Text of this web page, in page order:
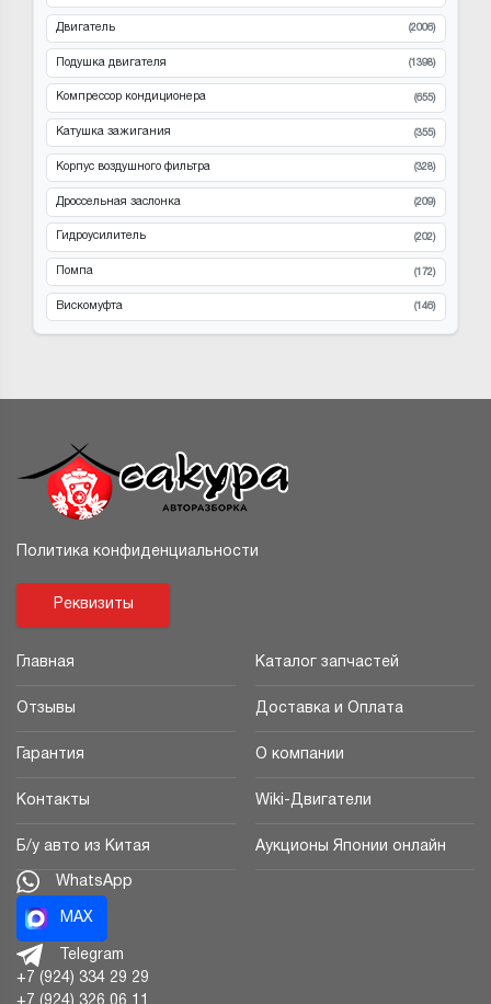
Двигатель (2006)
Подушка двигателя (1398)
Компрессор кондиционера (655)
Катушка зажигания (355)
Корпус воздушного фильтра (328)
Дроссельная заслонка (209)
Гидроусилитель (202)
Помпа (172)
Вискомуфта (146)
Политика конфиденциальности
Реквизиты
Главная Каталог запчастей
Отзывы Доставка и Оплата
Гарантия О компании
Контакты Wiki-Двигатели
Б/у авто из Китая Аукционы Японии онлайн
WhatsApp
MAX
Telegram
+7 (924) 334 29 29